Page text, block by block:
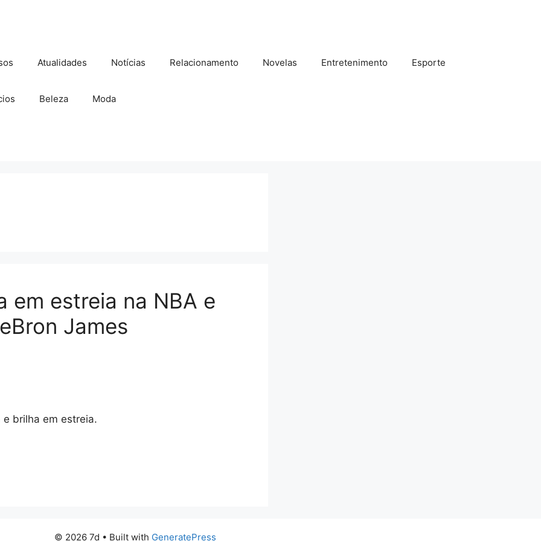
Atualidades Notícias Relacionamento Novelas Entretenimento Esporte
Beleza Moda
em estreia na NBA e
James
brilha em estreia.
© 2026 7d • Built with GeneratePress